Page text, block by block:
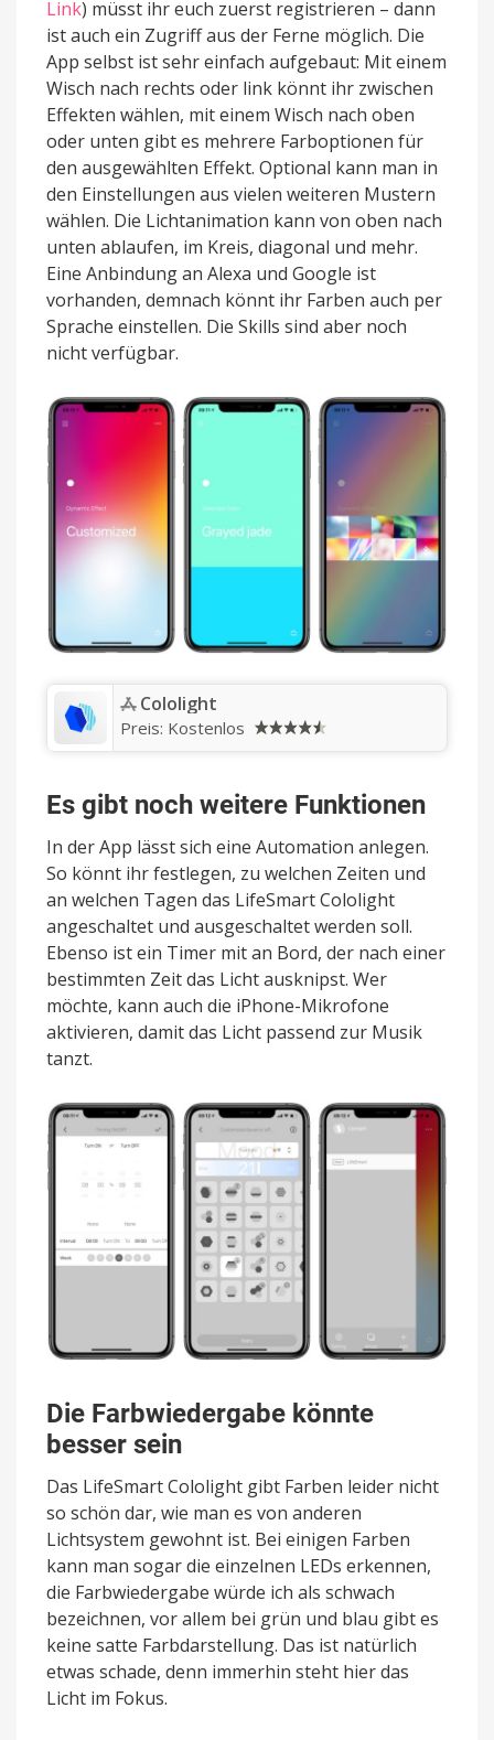
Link) müsst ihr euch zuerst registrieren – dann
ist auch ein Zugriff aus der Ferne möglich. Die
App selbst ist sehr einfach aufgebaut: Mit einem
Wisch nach rechts oder link könnt ihr zwischen
Effekten wählen, mit einem Wisch nach oben
oder unten gibt es mehrere Farboptionen für
den ausgewählten Effekt. Optional kann man in
den Einstellungen aus vielen weiteren Mustern
wählen. Die Lichtanimation kann von oben nach
unten ablaufen, im Kreis, diagonal und mehr.
Eine Anbindung an Alexa und Google ist
vorhanden, demnach könnt ihr Farben auch per
Sprache einstellen. Die Skills sind aber noch
nicht verfügbar.
‎Cololight
Preis: Kostenlos
Es gibt noch weitere Funktionen
In der App lässt sich eine Automation anlegen.
So könnt ihr festlegen, zu welchen Zeiten und
an welchen Tagen das LifeSmart Cololight
angeschaltet und ausgeschaltet werden soll.
Ebenso ist ein Timer mit an Bord, der nach einer
bestimmten Zeit das Licht ausknipst. Wer
möchte, kann auch die iPhone-Mikrofone
aktivieren, damit das Licht passend zur Musik
tanzt.
Die Farbwiedergabe könnte
besser sein
Das LifeSmart Cololight gibt Farben leider nicht
so schön dar, wie man es von anderen
Lichtsystem gewohnt ist. Bei einigen Farben
kann man sogar die einzelnen LEDs erkennen,
die Farbwiedergabe würde ich als schwach
bezeichnen, vor allem bei grün und blau gibt es
keine satte Farbdarstellung. Das ist natürlich
etwas schade, denn immerhin steht hier das
Licht im Fokus.